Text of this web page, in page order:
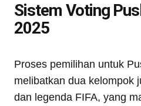
Sistem Voting
2025
Proses pemilihan untuk
melibatkan dua kelompok
dan legenda FIFA, yang